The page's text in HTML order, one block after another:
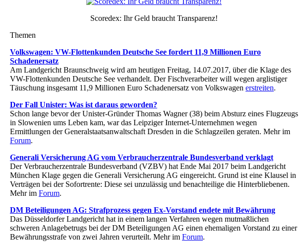
Scoredex: Ihr Geld braucht Transparenz!
Themen
Volkswagen: VW-Flottenkunden Deutsche See fordert 11,9 Millionen Euro
Schadenersatz
Am Landgericht Braunschweig wird am heutigen Freitag, 14.07.2017, über die Klage des
VW-Flottenkunden Deutsche See verhandelt. Der Fischverarbeiter will wegen arglistiger
Täuschung insgesamt 11,9 Millionen Euro Schadenersatz von Volkswagen erstreiten.
Der Fall Unister: Was ist daraus geworden?
Schon lange bevor der Unister-Gründer Thomas Wagner (38) beim Absturz eines Flugzeugs
in Slowenien ums Leben kam, war das Leipziger Internet-Unternehmen wegen
Ermittlungen der Generalstaatsanwaltschaft Dresden in die Schlagzeilen geraten. Mehr im
Forum.
Generali Versicherung AG vom Verbraucherzentrale Bundesverband verklagt
Der Verbraucherzentrale Bundesverband (VZBV) hat Ende Mai 2017 beim Landgericht
München Klage gegen die Generali Versicherung AG eingereicht. Grund ist eine Klausel in
Verträgen bei der Sofortrente: Diese sei unzulässig und benachteilige die Hinterbliebenen.
Mehr im Forum.
DM Beteiligungen AG: Strafprozess gegen Ex-Vorstand endete mit Bewährung
Das Düsseldorfer Landgericht hat in einem langen Verfahren wegen mutmaßlichen
schweren Anlagebetrugs bei der DM Beteiligungen AG einen ehemaligen Vorstand zu einer
Bewährungsstrafe von zwei Jahren verurteilt. Mehr im Forum.